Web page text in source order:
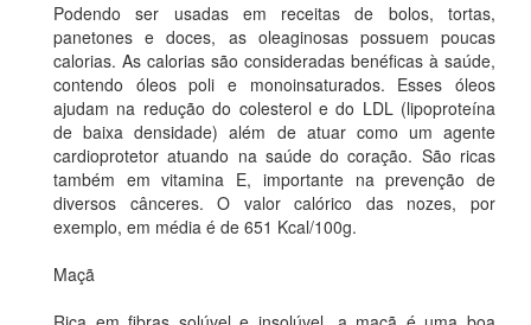
Podendo ser usadas em receitas de bolos, tortas,
panetones e doces, as oleaginosas possuem poucas
calorias. As calorias são consideradas benéficas à saúde,
contendo óleos poli e monoinsaturados. Esses óleos
ajudam na redução do colesterol e do LDL (lipoproteína
de baixa densidade) além de atuar como um agente
cardioprotetor atuando na saúde do coração. São ricas
também em vitamina E, importante na prevenção de
diversos cânceres. O valor calórico das nozes, por
exemplo, em média é de 651 Kcal/100g.
Maçã